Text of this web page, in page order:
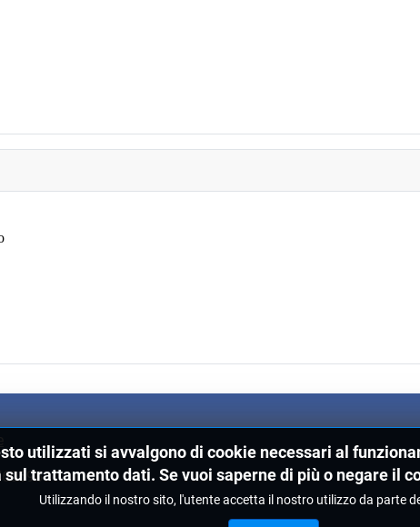
utilizzati si avvalgono di cookie necessari al
trattamento dati. Se vuoi saperne di più o negare il
Utilizzando il nostro sito, l'utente accetta il nostro utilizzo da parte